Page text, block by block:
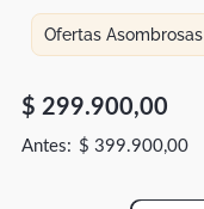
Ofertas Asombrosas
$ 299.900,00
$ 399.900,00